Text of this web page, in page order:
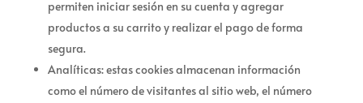
permiten iniciar sesión en su cuenta y agregar
productos a su carrito y realizar el pago de forma
segura.
Analíticas: estas cookies almacenan información
como el número de visitantes al sitio web, el número